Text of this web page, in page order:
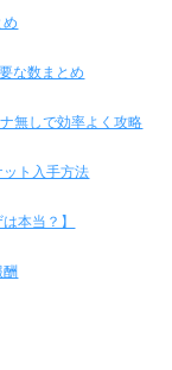
な数まとめ
無しで効率よく攻略
ト入手方法
本当？】